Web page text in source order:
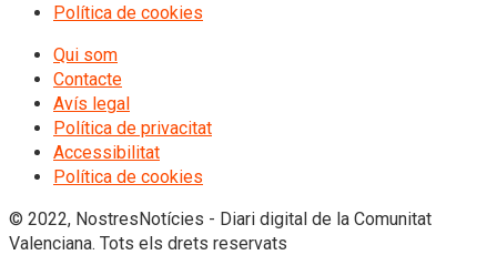
Política de cookies
Qui som
Contacte
Avís legal
Política de privacitat
Accessibilitat
Política de cookies
© 2022, NostresNotícies - Diari digital de la Comunitat
Valenciana. Tots els drets reservats